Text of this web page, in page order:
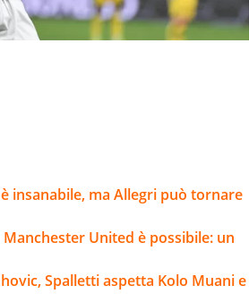
insanabile, ma Allegri può tornare
United è possibile: un
Spalletti aspetta Kolo Muani e